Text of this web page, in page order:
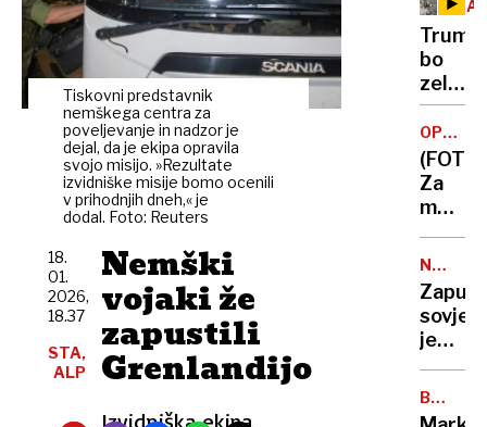
Tiskovni predstavnik
nemškega centra za
poveljevanje in nadzor je
dejal, da je ekipa opravila
svojo misijo. »Rezultate
izvidniške misije bomo ocenili
v prihodnjih dneh,« je
dodal. Foto: Reuters
Nemški
vojaki že
zapustili
Grenlandijo
Izvidniška ekipa
18.
01.
2026,
18.37
STA,
ALP
ožina
je
past
za
17
jih je
umrlo
Trump
bo
zelo
Izrael
načrt,
umika
ne
bo
(FOTO)
Za
v
dan
v
družbi
divjih
zveri
jedrski
so
postali
BREZ
DLAKE